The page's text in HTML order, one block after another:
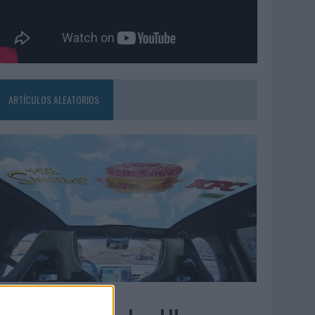
ARTÍCULOS ALEATORIOS